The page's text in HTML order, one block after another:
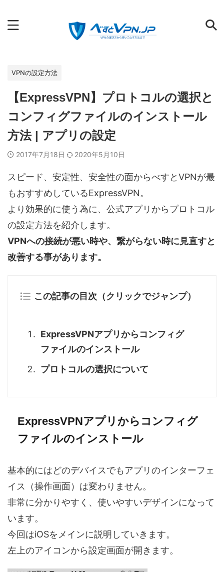
VPNの設定方法
【ExpressVPN】プロトコルの選択と
コンフィグファイルのインストール
方法 | アプリの設定
2017年7月18日 2020年5月10日
スピード、安定性、安全性の面からべすとVPNが最
もおすすめしているExpressVPN。
より効果的に使う為に、公式アプリからプロトコル
の設定方法を紹介します。
VPNへの接続が悪い時や、繋がらない時に見直すと
改善する事があります。
この記事の目次（クリックでジャンプ）
ExpressVPNアプリからコンフィグ
ファイルのインストール
プロトコルの選択について
ExpressVPNアプリからコンフィグ
ファイルのインストール
基本的にはどのデバイスでもアプリのインターフェ
イス（操作画面）は変わりません。
非常に分かりやすく、使いやすいデザインになって
います。
今回はiOSをメインに説明していきます。
左上のアイコンから設定画面が開きます。